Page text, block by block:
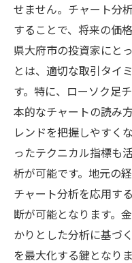
せません。チャート分
することで、将来の価
県大府市の投資家にと
とは、適切な取引タイ
す。特に、ローソク足
本的なチャートの読み
レンドを把握しやすく
ったテクニカル指標も
析が可能です。地元の
チャート分析を応用す
断が可能となります。
かりとした分析に基づ
を最大化する鍵となりま